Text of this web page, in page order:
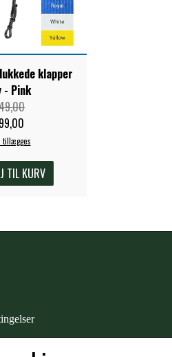
klapper
- Pink
tillægges
TIL KURV